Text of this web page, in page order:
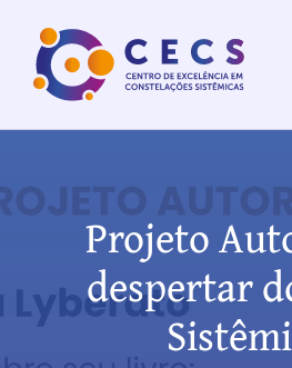
para
Institucional
Destaques
Constelações Sistêmicas
Projeto
despertar